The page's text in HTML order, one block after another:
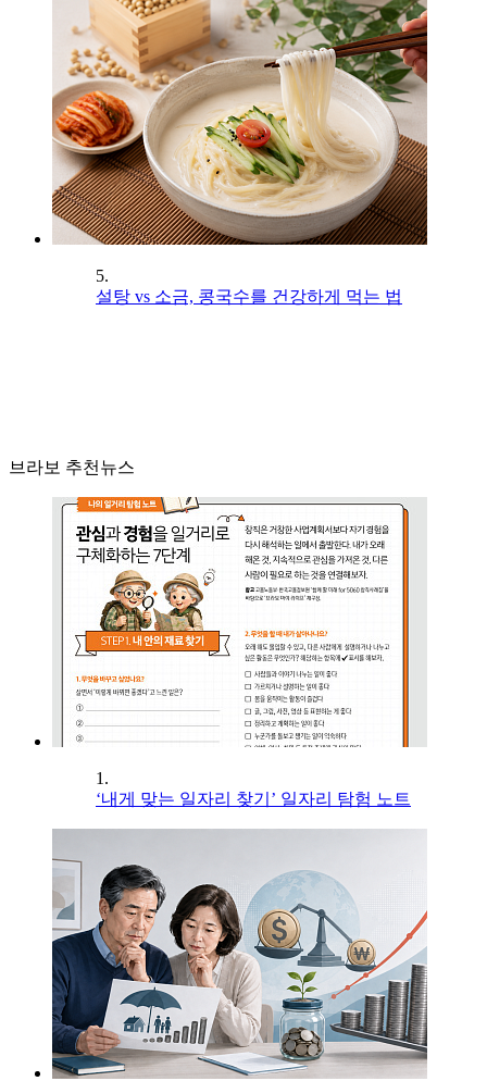
5.
설탕 vs 소금, 콩국수를 건강하게 먹는 법
브라보 추천뉴스
1.
‘내게 맞는 일자리 찾기’ 일자리 탐험 노트